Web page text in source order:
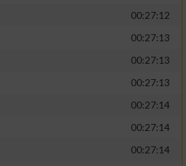
00:27:12
00:27:13
00:27:13
00:27:13
00:27:14
00:27:14
00:27:14